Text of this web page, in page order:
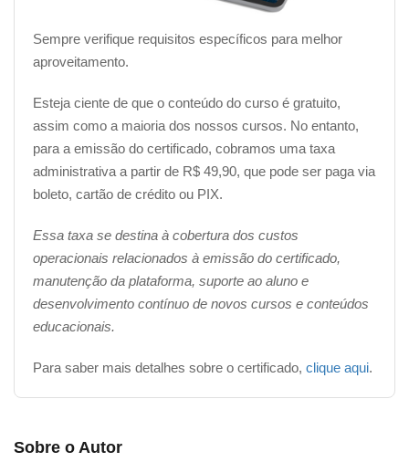
O valor do investimento para a emissão do certificado é
de R$ 49,90, podendo ser pago por boleto bancário,
Assim que o pagamento for confirmado (o prazo de
confirmação varia dependendo do método de
pagamento escolhido), você receberá a liberação para
realizar o download do seu certificado.
Complemente seu aprendizado com
Nossa plataforma conta com outros diversos cursos
Sempre verifique requisitos específicos para melhor
aproveitamento.
Esteja ciente de que o conteúdo do curso é gratuito,
assim como a maioria dos nossos cursos. No entanto,
para a emissão do certificado, cobramos uma taxa
administrativa a partir de R$ 49,90, que pode ser paga via
boleto, cartão de crédito ou PIX.
Essa taxa se destina à cobertura dos custos
operacionais relacionados à emissão do certificado,
manutenção da plataforma, suporte ao aluno e
desenvolvimento contínuo de novos cursos e conteúdos
educacionais.
Para saber mais detalhes sobre o certificado, clique aqui.
Sobre o Autor